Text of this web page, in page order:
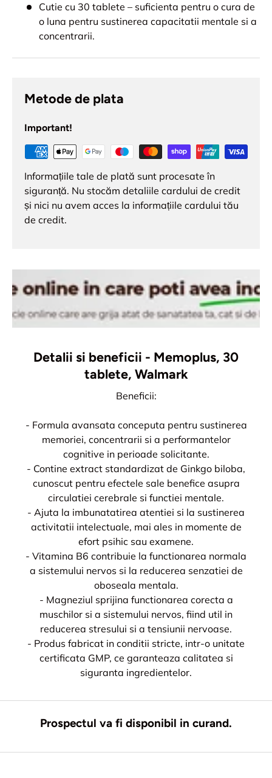
Cutie cu 30 tablete – suficienta pentru o cura de
o luna pentru sustinerea capacitatii mentale si a
concentrarii.
Metode de plata
Important!
Informațiile tale de plată sunt procesate în
siguranță. Nu stocăm detaliile cardului de credit
și nici nu avem acces la informațiile cardului tău
de credit.
Detalii si beneficii - Memoplus, 30
tablete, Walmark
Beneficii:
- Formula avansata conceputa pentru sustinerea
memoriei, concentrarii si a performantelor
cognitive in perioade solicitante.
- Contine extract standardizat de Ginkgo biloba,
cunoscut pentru efectele sale benefice asupra
circulatiei cerebrale si functiei mentale.
- Ajuta la imbunatatirea atentiei si la sustinerea
activitatii intelectuale, mai ales in momente de
efort psihic sau examene.
- Vitamina B6 contribuie la functionarea normala
a sistemului nervos si la reducerea senzatiei de
oboseala mentala.
- Magneziul sprijina functionarea corecta a
muschilor si a sistemului nervos, fiind util in
reducerea stresului si a tensiunii nervoase.
- Produs fabricat in conditii stricte, intr-o unitate
certificata GMP, ce garanteaza calitatea si
siguranta ingredientelor.
Prospectul va fi disponibil in curand.